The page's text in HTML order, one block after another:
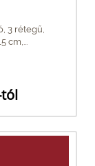
3 rétegű,